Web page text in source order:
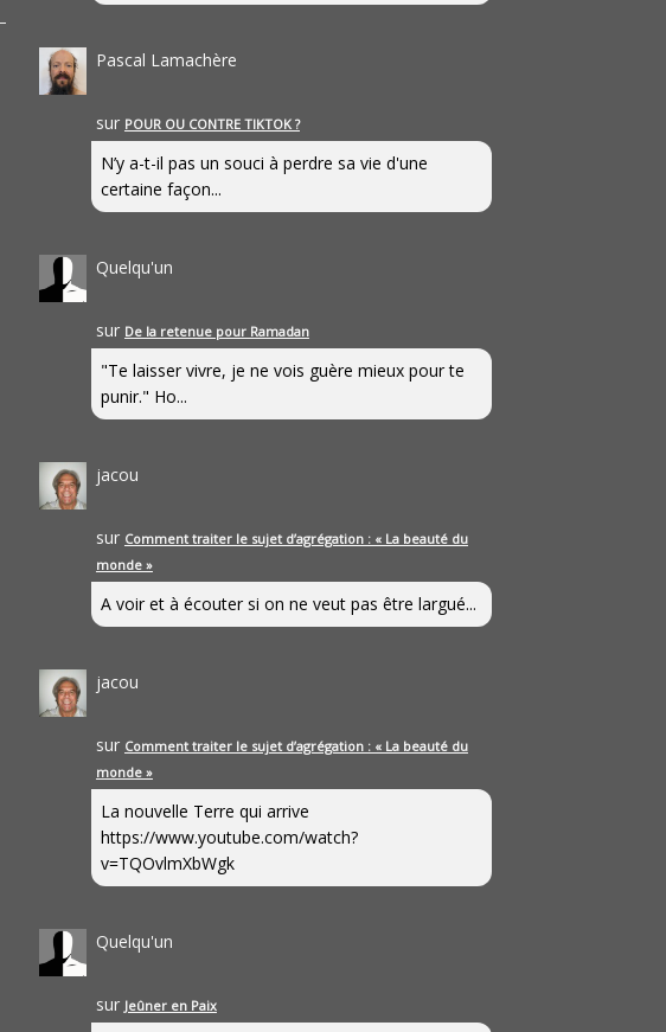
Pascal Lamachère
sur POUR OU CONTRE TIKTOK ?
N’y a-t-il pas un souci à perdre sa vie d'une
certaine façon...
Quelqu'un
sur De la retenue pour Ramadan
"Te laisser vivre, je ne vois guère mieux pour te
punir." Ho...
jacou
sur Comment traiter le sujet d’agrégation : « La beauté du
monde »
A voir et à écouter si on ne veut pas être largué...
jacou
sur Comment traiter le sujet d’agrégation : « La beauté du
monde »
La nouvelle Terre qui arrive
https://www.youtube.com/watch?
v=TQOvlmXbWgk
Quelqu'un
sur Jeûner en Paix